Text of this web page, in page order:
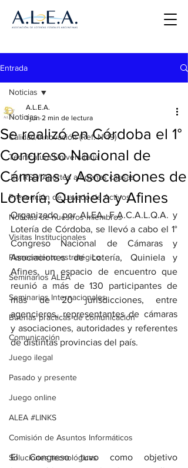
Entrada
Noticias
Calidad/Innovación (Ref. Nº19)
Tecnicatura Universitaria
JR/ RSE/ Aportes a buenas causas
Prevención de Lavado de Activos
Noticias de nuestros miembros
Visitas Institucionales
Planeamiento estratégico
Seminarios ALEA
Seminarios Internacionales
Buenas prácticas de comunicación
Comunicación
Juego ilegal
Pasado y presente
Juego online
ALEA #LINKS
Comisión de Asuntos Informáticos
Soluciones tecnológicas
Noticias
Se realizó en Córdoba el 1°
Congreso Nacional de
Cámaras y Asociaciones de
Lotería, Quiniela y Afines
A.L.E.A.
1 jun 2 min de lectura
Organizado por ALEA, F.A.C.A.L.Q.A. y
Lotería de Córdoba, se llevó a cabo el 1°
Congreso Nacional de Cámaras y
Asociaciones de Lotería, Quiniela y
Afines, un espacio de encuentro que
reunió a más de 130 participantes de
más de 20 jurisdicciones, entre
agencieros, representantes de cámaras
y asociaciones, autoridades y referentes
de distintas provincias del país.
El Congreso tuvo como objetivo